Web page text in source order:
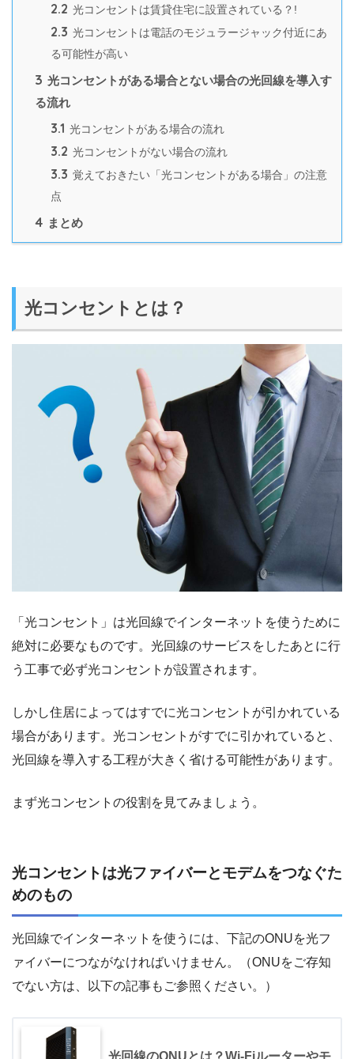
2.2 光コンセントは賃貸住宅に設置されている？!
2.3 光コンセントは電話のモジュラージャック付近にあ
る可能性が高い
3 光コンセントがある場合とない場合の光回線を導入す
る流れ
3.1 光コンセントがある場合の流れ
3.2 光コンセントがない場合の流れ
3.3 覚えておきたい「光コンセントがある場合」の注意
点
4 まとめ
光コンセントとは？
「光コンセント」は光回線でインターネットを使うために
絶対に必要なものです。光回線のサービスをしたあとに行
う工事で必ず光コンセントが設置されます。
しかし住居によってはすでに光コンセントが引かれている
場合があります。光コンセントがすでに引かれていると、
光回線を導入する工程が大きく省ける可能性があります。
まず光コンセントの役割を見てみましょう。
光コンセントは光ファイバーとモデムをつなぐた
めのもの
光回線でインターネットを使うには、下記のONUを光フ
ァイバーにつながなければいけません。（ONUをご存知
でない方は、以下の記事もご参照ください。）